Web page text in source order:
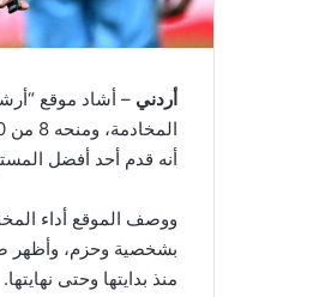
أردني
أنه قدم أحد أفضل
ووصف الموقع أداء
بشخصية وحزم، وأظهر
منذ بدايتها وحتى نهايتها.